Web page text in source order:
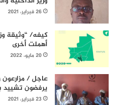
26 فبراير، 2021
كيفه/ “وثيقة
أهملت أخرى
20 مايو، 2022
عاجل / مزارعون
يرفضون تشييد
23 فبراير، 2021